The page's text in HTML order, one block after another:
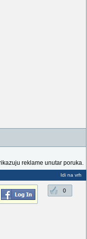
reklame unutar poruka.
Idi na vrh
0